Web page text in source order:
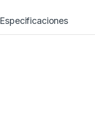
Especificaciones